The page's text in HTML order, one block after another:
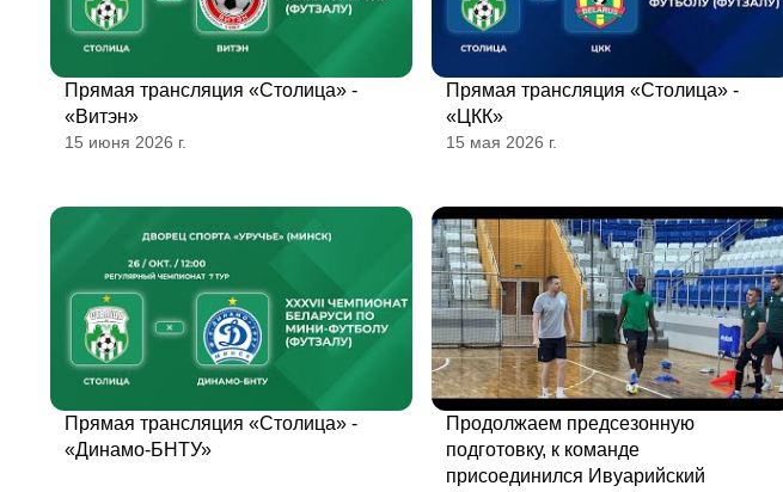
Прямая трансляция «Столица» -
«Витэн»
15 июня 2026 г.
Прямая трансляция «Столица» -
«ЦКК»
15 мая 2026 г.
Прямая трансляция «Столица» -
«Динамо-БНТУ»
Продолжаем предсезонную
подготовку, к команде
присоединился Ивуарийский